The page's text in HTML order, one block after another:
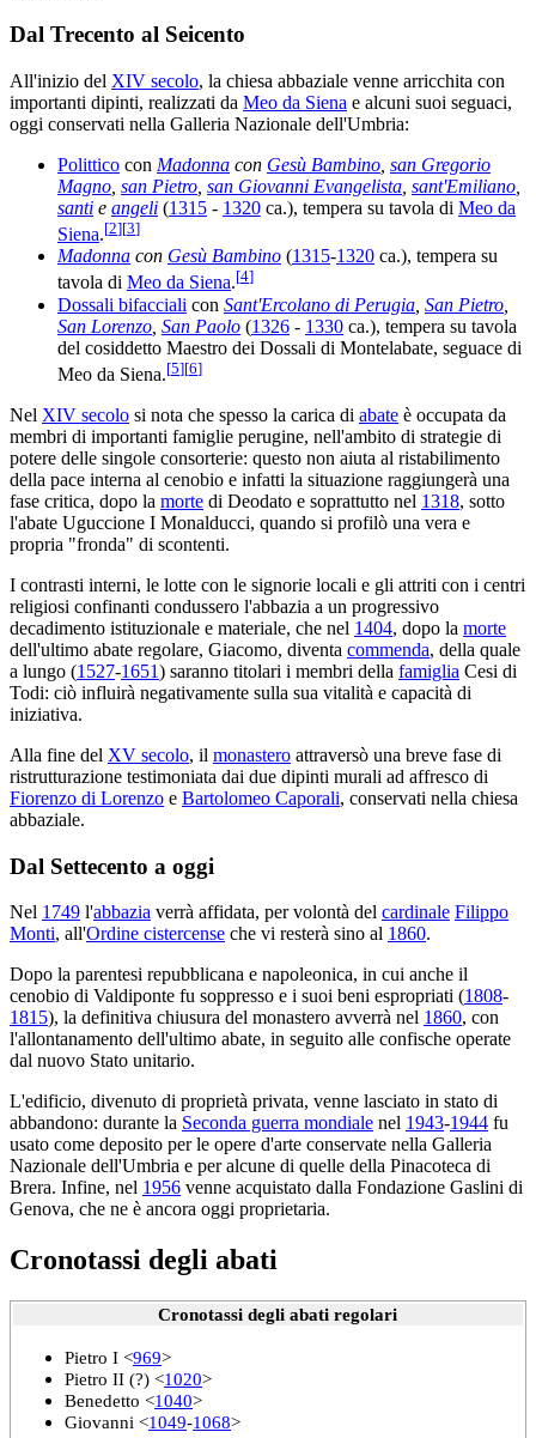
Dal Trecento al Seicento
All'inizio del XIV secolo, la chiesa abbaziale venne arricchita con
importanti dipinti, realizzati da Meo da Siena e alcuni suoi seguaci,
oggi conservati nella Galleria Nazionale dell'Umbria:
Polittico con Madonna con Gesù Bambino san Gregorio
Magno san Pietro san Giovanni Evangelista sant'Emiliano
santi e angeli (1315 - 1320 ca.), tempera su tavola di Meo da
Siena.[2][3]
Madonna con Gesù Bambino (1315-1320 ca.), tempera su
tavola di Meo da Siena.[4]
Dossali bifacciali con Sant'Ercolano di Perugia San Pietro
San Lorenzo San Paolo (1326 - 1330 ca.), tempera su tavola
del cosiddetto Maestro dei Dossali di Montelabate, seguace di
Meo da Siena.[5][6]
Nel XIV secolo si nota che spesso la carica di abate è occupata da
membri di importanti famiglie perugine, nell'ambito di strategie di
potere delle singole consorterie: questo non aiuta al ristabilimento
della pace interna al cenobio e infatti la situazione raggiungerà una
fase critica, dopo la morte di Deodato e soprattutto nel 1318, sotto
l'abate Uguccione I Monalducci, quando si profilò una vera e
propria "fronda" di scontenti.
I contrasti interni, le lotte con le signorie locali e gli attriti con i centri
religiosi confinanti condussero l'abbazia a un progressivo
decadimento istituzionale e materiale, che nel 1404, dopo la morte
dell'ultimo abate regolare, Giacomo, diventa commenda, della quale
a lungo (1527-1651) saranno titolari i membri della famiglia Cesi di
Todi: ciò influirà negativamente sulla sua vitalità e capacità di
iniziativa.
Alla fine del XV secolo, il monastero attraversò una breve fase di
ristrutturazione testimoniata dai due dipinti murali ad affresco di
Fiorenzo di Lorenzo e Bartolomeo Caporali, conservati nella chiesa
abbaziale.
Dal Settecento a oggi
Nel 1749 l'abbazia verrà affidata, per volontà del cardinale Filippo
Monti, all'Ordine cistercense che vi resterà sino al 1860.
Dopo la parentesi repubblicana e napoleonica, in cui anche il
cenobio di Valdiponte fu soppresso e i suoi beni espropriati (1808-
1815), la definitiva chiusura del monastero avverrà nel 1860, con
l'allontanamento dell'ultimo abate, in seguito alle confische operate
dal nuovo Stato unitario.
L'edificio, divenuto di proprietà privata, venne lasciato in stato di
abbandono: durante la Seconda guerra mondiale nel 1943-1944 fu
usato come deposito per le opere d'arte conservate nella Galleria
Nazionale dell'Umbria e per alcune di quelle della Pinacoteca di
Brera. Infine, nel 1956 venne acquistato dalla Fondazione Gaslini di
Genova, che ne è ancora oggi proprietaria.
Cronotassi degli abati
Cronotassi degli abati regolari
Pietro I <969>
Pietro II (?) <1020>
Benedetto <1040>
Giovanni <1049-1068>